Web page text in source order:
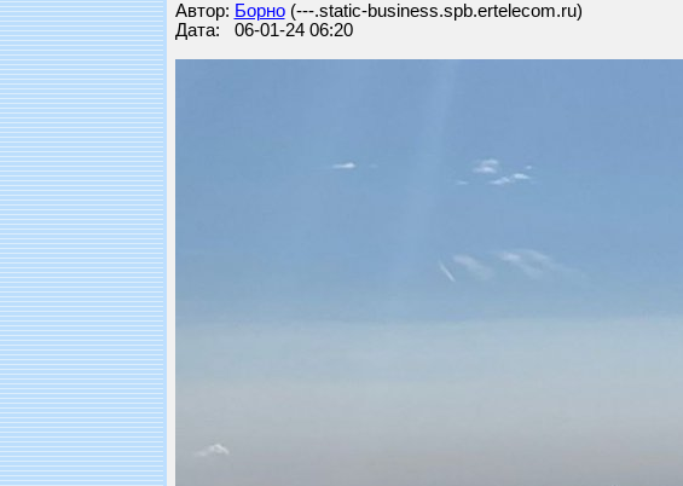
Автор: Борно(---.static-business.spb.ertelecom.ru)
Дата: 06-01-24 06:20